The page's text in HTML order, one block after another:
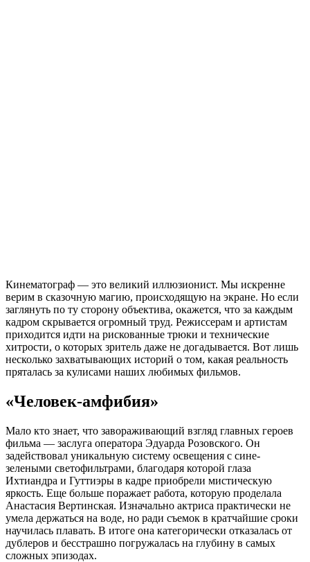
Кинематограф — это великий иллюзионист. Мы искренне
верим в сказочную магию, происходящую на экране. Но если
заглянуть по ту сторону объектива, окажется, что за каждым
кадром скрывается огромный труд. Режиссерам и артистам
приходится идти на рискованные трюки и технические
хитрости, о которых зритель даже не догадывается. Вот лишь
несколько захватывающих историй о том, какая реальность
пряталась за кулисами наших любимых фильмов.
«Человек-амфибия»
Мало кто знает, что завораживающий взгляд главных героев
фильма — заслуга оператора Эдуарда Розовского. Он
задействовал уникальную систему освещения с сине-
зелеными светофильтрами, благодаря которой глаза
Ихтиандра и Гуттиэры в кадре приобрели мистическую
яркость. Еще больше поражает работа, которую проделала
Анастасия Вертинская. Изначально актриса практически не
умела держаться на воде, но ради съемок в кратчайшие сроки
научилась плавать. В итоге она категорически отказалась от
дублеров и бесстрашно погружалась на глубину в самых
сложных эпизодах.